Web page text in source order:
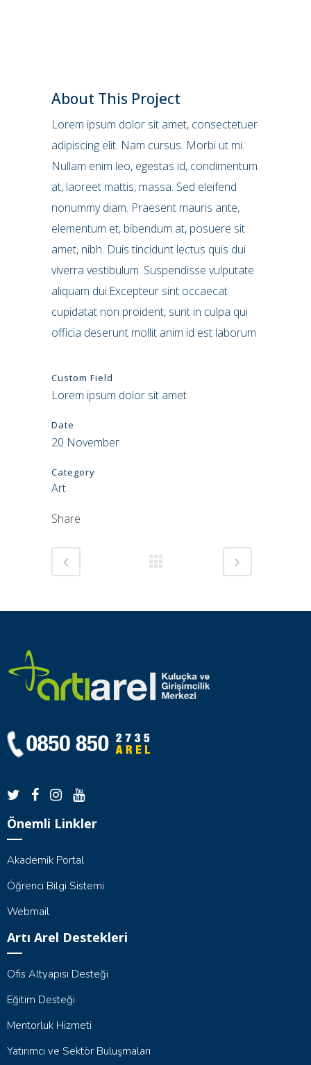
About This Project
Lorem ipsum dolor sit amet, consectetuer
adipiscing elit. Nam cursus. Morbi ut mi.
Nullam enim leo, egestas id, condimentum
at, laoreet mattis, massa. Sed eleifend
nonummy diam. Praesent mauris ante,
elementum et, bibendum at, posuere sit
amet, nibh. Duis tincidunt lectus quis dui
viverra vestibulum. Suspendisse vulputate
aliquam dui.Excepteur sint occaecat
cupidatat non proident, sunt in culpa qui
officia deserunt mollit anim id est laborum
Custom Field
Lorem ipsum dolor sit amet
Date
20 November
Category
Art
Share
Önemli Linkler
Akademik Portal
Öğrenci Bilgi Sistemi
Webmail
Artı Arel Destekleri
Ofis Altyapısı Desteği
Eğitim Desteği
Mentorluk Hizmeti
Yatırımcı ve Sektör Buluşmaları